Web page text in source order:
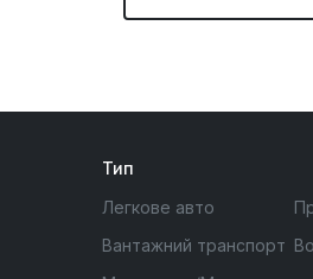
Тип
Легкове авто
Вантажний транспорт